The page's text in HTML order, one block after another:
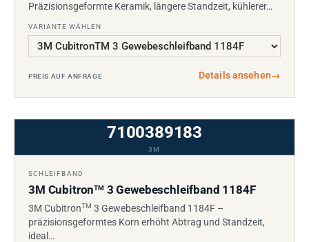
Präzisionsgeformte Keramik, längere Standzeit, kühlerer…
VARIANTE WÄHLEN
PREIS AUF ANFRAGE Details ansehen→
7100389183
3M
SCHLEIFBAND
3M CubitronTM3 Gewebeschleifband 1184F
3M CubitronTM 3 Gewebeschleifband 1184F –
präzisionsgeformtes Korn erhöht Abtrag und Standzeit,
ideal…